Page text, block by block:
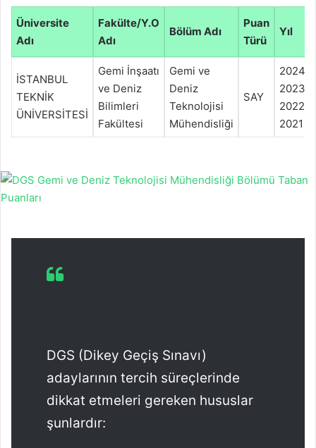
Üniversite
Adı
Fakülte/Y.O
Adı
Bölüm Adı
Puan
Türü
Yıl
İSTANBUL
TEKNİK
ÜNİVERSİTESİ
Gemi İnşaatı
ve Deniz
Bilimleri
Fakültesi
Gemi ve
Deniz
Teknolojisi
Mühendisliği
SAY
2024
2023
2022
2021
DGS (Dikey Geçiş Sınavı)
adaylarının tercih süreçlerinde
dikkat etmeleri gereken hususlar
şunlardır: